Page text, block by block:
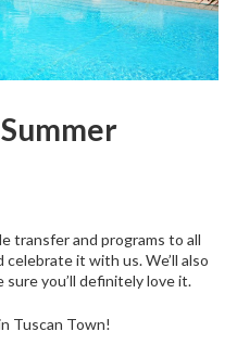
transfer and programs to all
it with us. We’ll also
sure you’ll definitely love it.
Tuscan Town!